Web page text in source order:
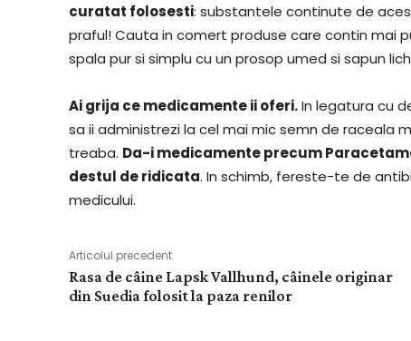
curatat folosesti: substantele continute de
praful! Cauta in comert produse care contin mai
spala pur si simplu cu un prosop umed si sapun
Ai grija ce medicamente ii oferi.In legatura cu
sa ii administrezi la cel mai mic semn de raceala
treaba. Da-i medicamente precum
destul de ridicata. In schimb, fereste-te de
medicului.
Articolul precedent
Rasa de câine Lapsk Vallhund, câinele originar
din Suedia folosit la paza renilor